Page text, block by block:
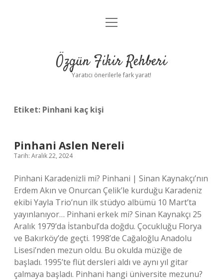
Gizlilik Politikası
Yasal Uyarı
menüyü
Özgün Fikir Rehberi
Yaratıcı önerilerle fark yarat!
Etiket: Pinhani kaç kişi
Pinhani Aslen Nereli
Tarih: Aralık 22, 2024
Pinhani Karadenizli mi? Pinhani | Sinan Kaynakçı’nın
Erdem Akın ve Onurcan Çelik’le kurduğu Karadeniz
ekibi Yayla Trio’nun ilk stüdyo albümü 10 Mart’ta
yayınlanıyor… Pinhani erkek mi? Sinan Kaynakçı 25
Aralık 1979’da İstanbul’da doğdu. Çocukluğu Florya
ve Bakırköy’de geçti. 1998’de Cağaloğlu Anadolu
Lisesi’nden mezun oldu. Bu okulda müziğe de
başladı. 1995’te flüt dersleri aldı ve aynı yıl gitar
çalmaya başladı. Pinhani hangi üniversite mezunu?